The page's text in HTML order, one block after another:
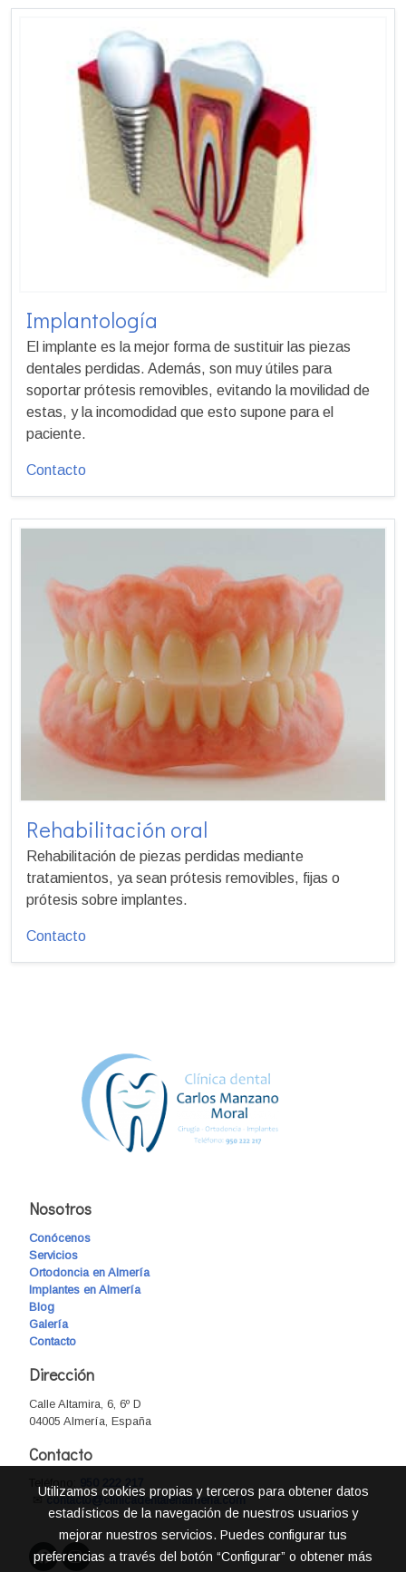
Implantología
El implante es la mejor forma de sustituir las piezas
dentales perdidas. Además, son muy útiles para
soportar prótesis removibles, evitando la movilidad de
estas, y la incomodidad que esto supone para el
paciente.
Contacto
Rehabilitación oral
Rehabilitación de piezas perdidas mediante
tratamientos, ya sean prótesis removibles, fijas o
prótesis sobre implantes.
Contacto
Nosotros
Conócenos
Servicios
Ortodoncia en Almería
Implantes en Almería
Blog
Galería
Contacto
Dirección
Calle Altamira, 6, 6º D
04005 Almería, España
Contacto
Teléfono:
950 222 217
✉ contacto@clinicadentalenalmeria.com
Utilizamos cookies propias y terceros para obtener datos
estadísticos de la navegación de nuestros usuarios y
mejorar nuestros servicios. Puedes configurar tus
preferencias a través del botón “Configurar” o obtener más